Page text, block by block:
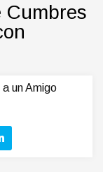
Cumbres
a un Amigo